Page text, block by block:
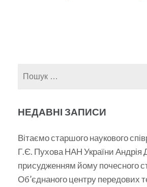
НЕДАВНІ ЗАПИСИ
Вітаємо старшого наукового
Г.Є. Пухова НАН України Андрія
присудженням йому почесного
Об’єднаного центру передових